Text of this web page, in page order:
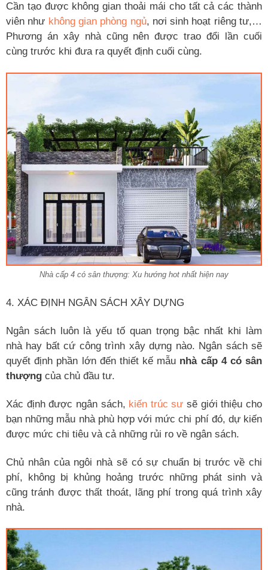
Cần tạo được không gian thoải mái cho tất cả các thành
viên như không gian phòng ngủ, nơi sinh hoạt riêng tư,…
Phương án xây nhà cũng nên được trao đổi lần cuối
cùng trước khi đưa ra quyết định cuối cùng.
Nhà cấp 4 có sân thượng: Xu hướng hot nhất hiện nay
4. XÁC ĐỊNH NGÂN SÁCH XÂY DỰNG
Ngân sách luôn là yếu tố quan trọng bậc nhất khi làm
nhà hay bất cứ công trình xây dựng nào. Ngân sách sẽ
quyết định phần lớn đến thiết kế mẫu nhà cấp 4 có sân
thượng của chủ đầu tư.
Xác định được ngân sách, kiến trúc sư sẽ giới thiệu cho
bạn những mẫu nhà phù hợp với mức chi phí đó, dự kiến
được mức chi tiêu và cả những rủi ro về ngân sách.
Chủ nhân của ngôi nhà sẽ có sự chuẩn bị trước về chi
phí, không bị khủng hoảng trước những phát sinh và
cũng tránh được thất thoát, lãng phí trong quá trình xây
nhà.